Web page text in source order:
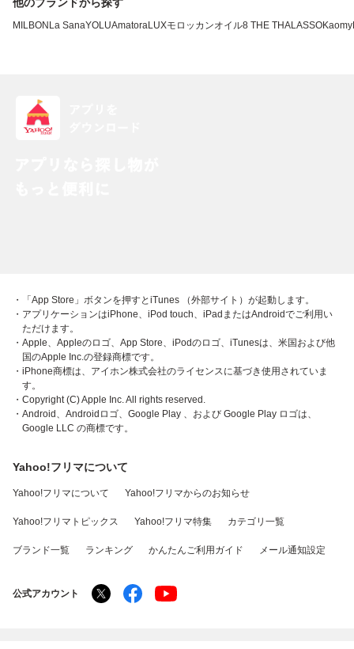
他のブランドから探す
MILBON La SanaYOLUAmatoraLUXモロッカンオイル8 THE THALASSOKao
・「App Store」ボタンを押すとiTunes （外部サイト）が起動します。
・アプリケーションはiPhone、iPod touch、iPadまたはAndroidでご利用い
ただけます。
・Apple、Appleのロゴ、App Store、iPodのロゴ、iTunesは、米国および他
国のApple Inc.の登録商標です。
・iPhone商標は、アイホン株式会社のライセンスに基づき使用されていま
す。
・Copyright (C) Apple Inc. All rights reserved.
・Android、Androidロゴ、Google Play 、および Google Play ロゴは、
Google LLC の商標です。
Yahoo!フリマについて
Yahoo!フリマについて Yahoo!フリマからのお知らせ
Yahoo!フリマトピックス Yahoo!フリマ特集 カテゴリ一覧
ブランド一覧 ランキング かんたんご利用ガイド メール通知設定
公式アカウント